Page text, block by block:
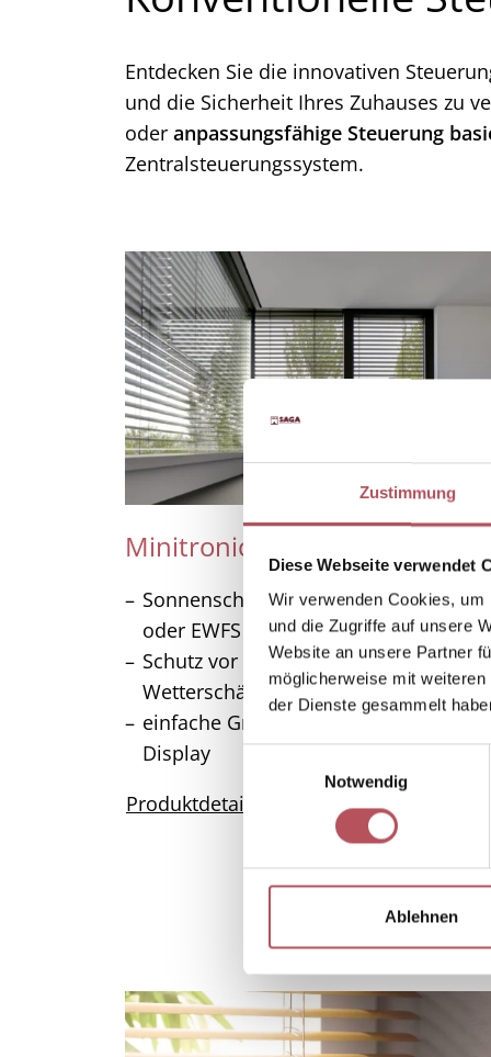
Zustimmung
Diese Webseite verwendet
Wir verwenden Cookies,
und die Zugriffe auf unsere
Website an unsere Partner
möglicherweise mit
der Dienste gesammelt
n
g
u
n
g
Notwendig
Ablehnen
Entdecken Sie die innovativen
und die Sicherheit Ihres Zuhauses zu
oder anpassungsfähige Steuerung
Zentralsteuerungssystem.
Minitronic dialog
Sonnenschutzsteuerung per Zentrale
oder EWFS Funkhandsender
Schutz vor Überhitzung und
Wetterschäden
einfache Grenzwertanpassung am
Display
Produktdetails